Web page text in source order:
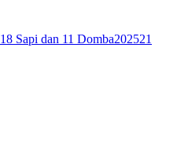
18 Sapi dan 11 Domba202521